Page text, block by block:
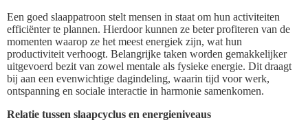
Een goed slaappatroon stelt mensen in staat om hun activiteiten
efficiënter te plannen. Hierdoor kunnen ze beter profiteren van de
momenten waarop ze het meest energiek zijn, wat hun
productiviteit verhoogt. Belangrijke taken worden gemakkelijker
uitgevoerd bezit van zowel mentale als fysieke energie. Dit draagt
bij aan een evenwichtige dagindeling, waarin tijd voor werk,
ontspanning en sociale interactie in harmonie samenkomen.
Relatie tussen slaapcyclus en energieniveaus